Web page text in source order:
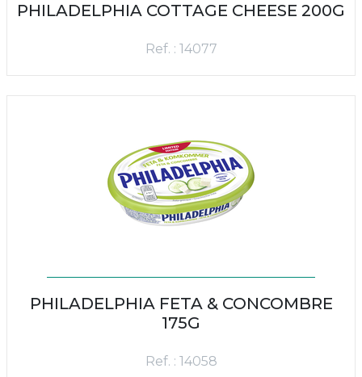
PHILADELPHIA COTTAGE CHEESE 200G
Ref. : 14077
PHILADELPHIA FETA & CONCOMBRE
175G
Ref. : 14058